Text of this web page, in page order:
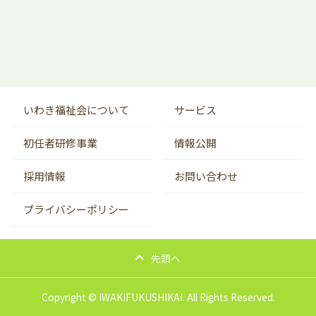
いわき福祉会について サービス
初任者研修事業 情報公開
採用情報 お問い合わせ
プライバシーポリシー
先頭へ
Copyright © IWAKIFUKUSHIKAI. All Rights Reserved.